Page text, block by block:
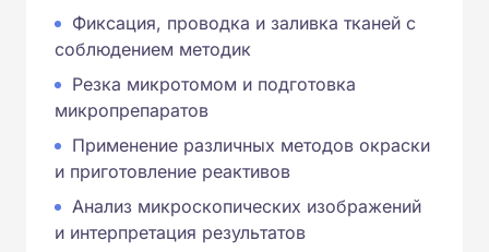
Фиксация, проводка и заливка тканей с
соблюдением методик
Резка микротомом и подготовка
микропрепаратов
Применение различных методов окраски
и приготовление реактивов
Анализ микроскопических изображений
и интерпретация результатов